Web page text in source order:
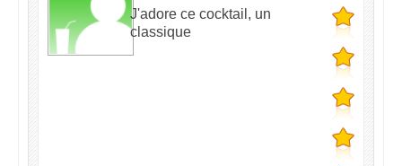
J'adore ce cocktail, un
classique